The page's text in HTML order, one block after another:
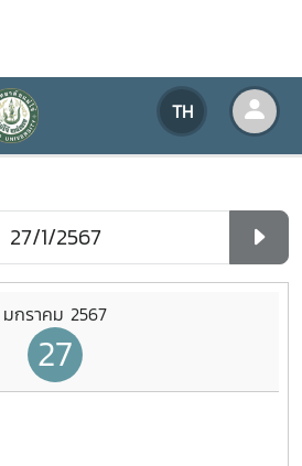
TH
ของหน่วยงาน
น่วยงาน
มกราคม 2567
27